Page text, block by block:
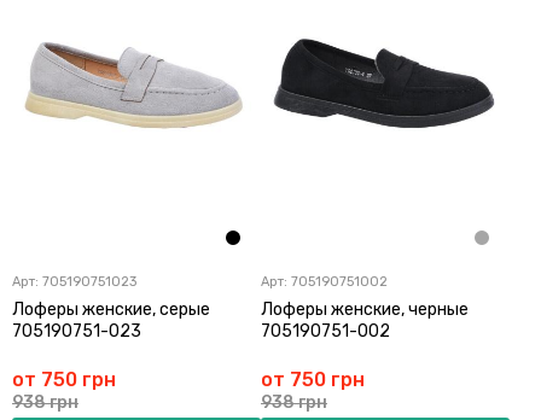
Арт: 705190751023
Лоферы женские, серые
705190751-023
от 750 грн
938 грн
Арт: 705190751002
Лоферы женские, черные
705190751-002
от 750 грн
938 грн